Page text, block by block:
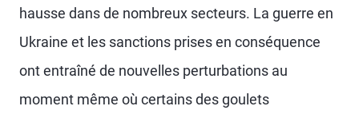
hausse dans de nombreux secteurs. La guerre en
Ukraine et les sanctions prises en conséquence
ont entraîné de nouvelles perturbations au
moment même où certains des goulets